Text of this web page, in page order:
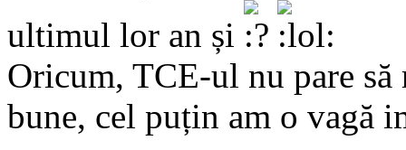
ultimul lor an și
Oricum, TCE-ul nu pare să
bune, cel puțin am o vagă